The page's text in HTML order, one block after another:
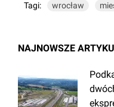
Tagi: wrocław
NAJNOWSZE